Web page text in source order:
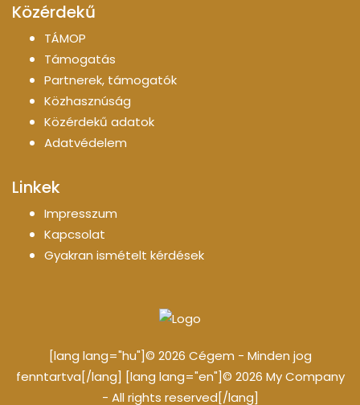
Közérdekű
TÁMOP
Támogatás
Partnerek, támogatók
Közhasznúság
Közérdekű adatok
Adatvédelem
Linkek
Impresszum
Kapcsolat
Gyakran ismételt kérdések
[lang lang="hu"]© 2026 Cégem - Minden jog
fenntartva[/lang] [lang lang="en"]© 2026 My Company
- All rights reserved[/lang]